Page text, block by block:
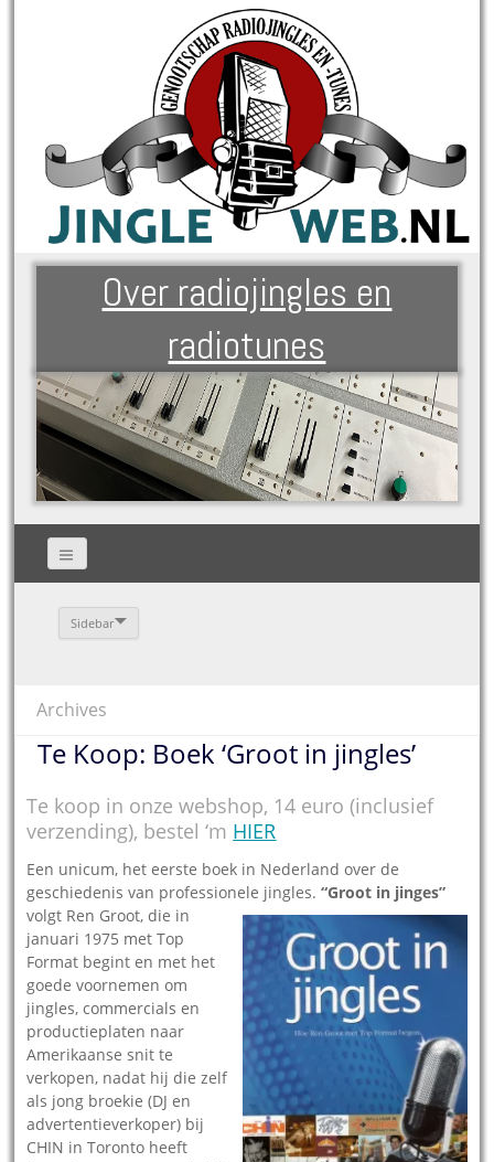
Over radiojingles en
radiotunes
Sidebar
Archives
Te Koop: Boek ‘Groot in jingles’
Te koop in onze webshop, 14 euro (inclusief
verzending), bestel ‘m HIER
Een unicum, het eerste boek in Nederland over de
geschiedenis van professionele jingles.“Groot in jinges”
volgt Ren Groot, die in
januari 1975 met Top
Format begint en met het
goede voornemen om
jingles, commercials en
productieplaten naar
Amerikaanse snit te
verkopen, nadat hij die zelf
als jong broekie (DJ en
advertentieverkoper) bij
CHIN in Toronto heeft